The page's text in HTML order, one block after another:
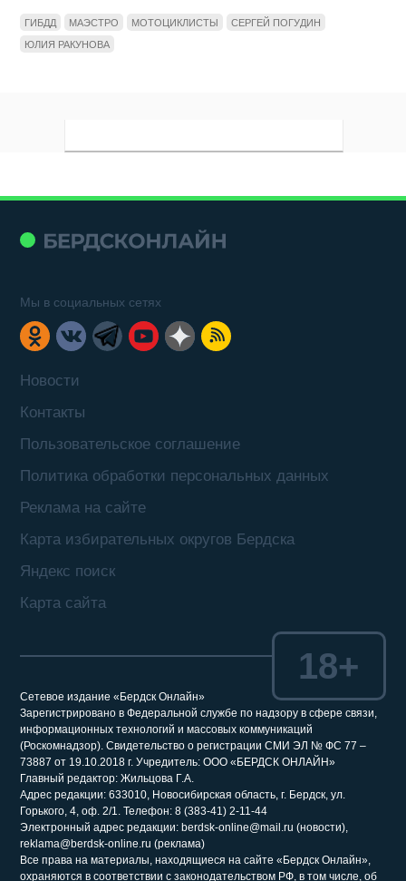
ГИБДД МАЭСТРО МОТОЦИКЛИСТЫ
СЕРГЕЙ ПОГУДИН
ЮЛИЯ РАКУНОВА
Новости
Контакты
Пользовательское соглашение
Политика обработки персональных данных
Реклама на сайте
Карта избирательных округов Бердска
Яндекс поиск
Карта сайта
Мы в социальных сетях
Сетевое издание «Бердск Онлайн»
Зарегистрировано в Федеральной службе по надзору в сфере связи,
информационных технологий и массовых коммуникаций
(Роскомнадзор). Свидетельство о регистрации СМИ ЭЛ № ФС 77 –
73887 от 19.10.2018 г. Учредитель: ООО «БЕРДСК ОНЛАЙН»
Главный редактор: Жильцова Г.А.
Адрес редакции: 633010, Новосибирская область, г. Бердск, ул.
Горького, 4, оф. 2/1. Телефон: 8 (383-41) 2-11-44
Электронный адрес редакции: berdsk-online@mail.ru (новости),
reklama@berdsk-online.ru (реклама)
Все права на материалы, находящиеся на сайте «Бердск Онлайн»,
охраняются в соответствии с законодательством РФ, в том числе, об
18+